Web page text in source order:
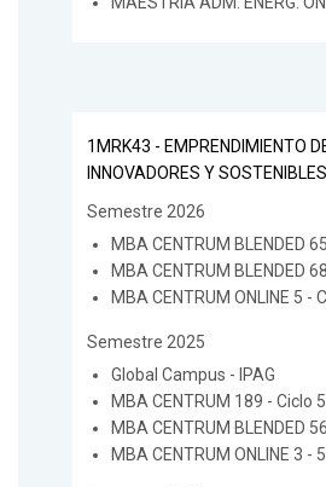
1MRK43 - EMPRENDIMIENTO
INNOVADORES Y SOSTENIBLES
Semestre 2026
MBA CENTRUM BLENDED
MBA CENTRUM BLENDED
MBA CENTRUM ONLINE 5 -
Semestre 2025
Global Campus - IPAG
MBA CENTRUM 189 - Ciclo 5
MBA CENTRUM BLENDED
MBA CENTRUM ONLINE 3 -